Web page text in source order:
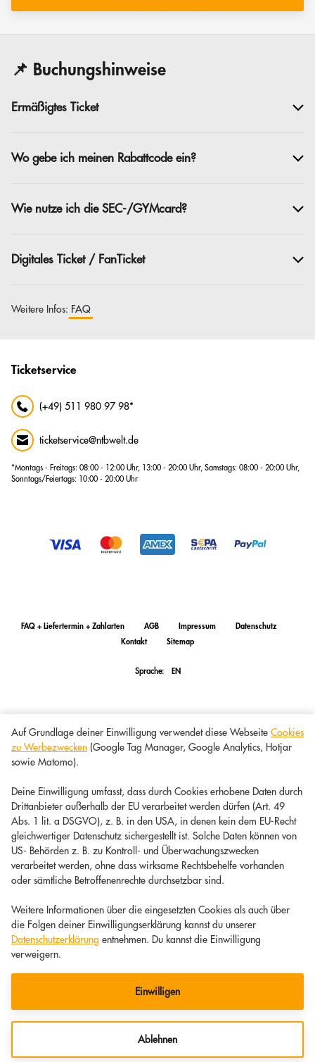
📌 Buchungshinweise
Ermäßigtes Ticket
Wo gebe ich meinen Rabattcode ein?
Wie nutze ich die SEC-/GYMcard?
Digitales Ticket / FanTicket
Weitere Infos: FAQ
Ticketservice
(+49) 511 980 97 98*
ticketservice@ntbwelt.de
*Montags - Freitags: 08:00 - 12:00 Uhr, 13:00 - 20:00 Uhr, Samstags: 08:00 - 20:00 Uhr,
Sonntags/Feiertags: 10:00 - 20:00 Uhr
FAQ + Liefertermin + Zahlarten AGB Impressum
Datenschutz
Kontakt
Sitemap
Sprache: EN
Auf Grundlage deiner Einwilligung verwendet diese Webseite Cookies
zu Werbezwecken (Google Tag Manager, Google Analytics, Hotjar
sowie Matomo).
Deine Einwilligung umfasst, dass durch Cookies erhobene Daten durch
Drittanbieter außerhalb der EU verarbeitet werden dürfen (Art. 49
Abs. 1 lit. a DSGVO), z. B. in den USA, in denen kein dem EU-Recht
gleichwertiger Datenschutz sichergestellt ist. Solche Daten können von
US- Behörden z. B. zu Kontroll- und Überwachungszwecken
verarbeitet werden, ohne dass wirksame Rechtsbehelfe vorhanden
oder sämtliche Betroffenenrechte durchsetzbar sind.
Weitere Informationen über die eingesetzten Cookies als auch über
die Folgen deiner Einwilligungserklärung kannst du unserer
Datenschutzerklärung entnehmen. Du kannst die Einwilligung
verweigern.
Einwilligen
Ablehnen